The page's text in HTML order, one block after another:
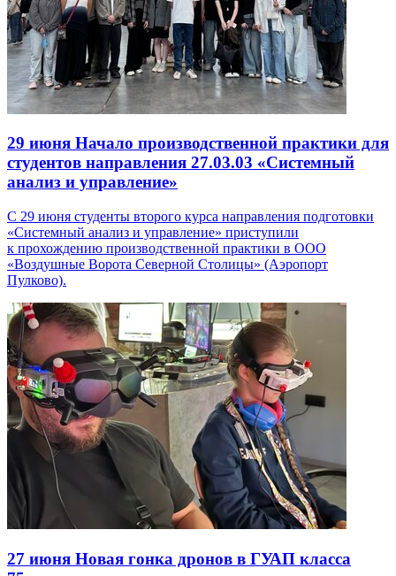
29 июня Начало производственной практики для
студентов направления 27.03.03 «Системный
анализ и управление»
С 29 июня студенты второго курса направления подготовки
«Системный анализ и управление» приступили
к прохождению производственной практики в ООО
«Воздушные Ворота Северной Столицы» (Аэропорт
Пулково).
27 июня Новая гонка дронов в ГУАП класса